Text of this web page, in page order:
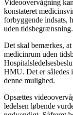
Videoovervågning
konstateret
forbyggende indsats,
uden tidsbegrænsning.
Det skal bemærkes,
medicinrum uden
HMU. Det er således
denne mulighed.
Opsættes
ledelsen løbende